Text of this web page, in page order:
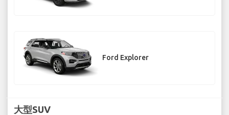
Ford Explorer
大型SUV